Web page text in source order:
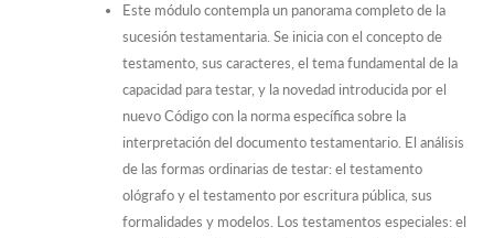
Este módulo contempla un panorama completo de la
sucesión testamentaria. Se inicia con el concepto de
testamento, sus caracteres, el tema fundamental de la
capacidad para testar, y la novedad introducida por el
nuevo Código con la norma específica sobre la
interpretación del documento testamentario. El análisis
de las formas ordinarias de testar: el testamento
ológrafo y el testamento por escritura pública, sus
formalidades y modelos. Los testamentos especiales: el